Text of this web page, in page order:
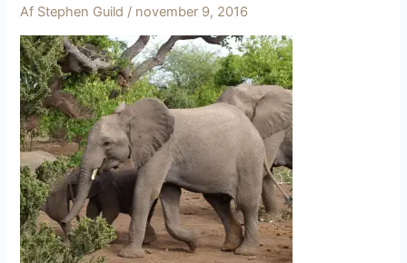
Af Stephen Guild / november 9, 2016